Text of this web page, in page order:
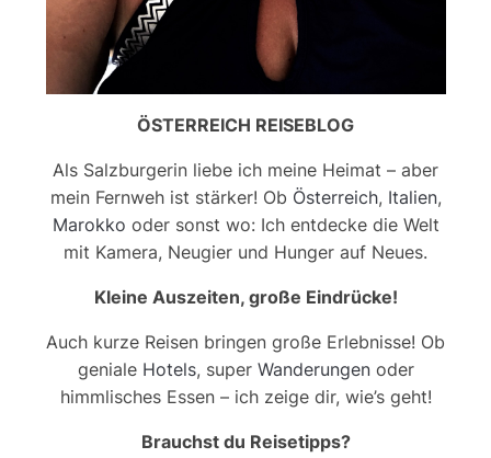
ÖSTERREICH REISEBLOG
Als Salzburgerin liebe ich meine Heimat – aber
mein Fernweh ist stärker! Ob Österreich, Italien,
Marokko oder sonst wo: Ich entdecke die Welt
mit Kamera, Neugier und Hunger auf Neues.
Kleine Auszeiten, große Eindrücke!
Auch kurze Reisen bringen große Erlebnisse! Ob
geniale Hotels, super Wanderungenoder
himmlisches Essen – ich zeige dir, wie’s geht!
Brauchst du Reisetipps?